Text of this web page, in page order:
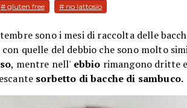
# gluten free # no lattosio
sono i mesi di raccolta delle
quelle del debbio che sono molto
, mentre nell' ebbio rimangono dritte e
sorbetto di bacche di sambuco.